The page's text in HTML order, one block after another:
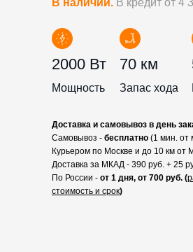
Мощность
2000 Вт
Запас хода
70 км
В наличии. В кредит от 4
Доставка и самовывоз в день
Самовывоз - бесплатно (1 мин. от
Курьером по Москве и до 10 км от
Доставка за МКАД - 390 руб. + 25
По России - от 1 дня, от 700 руб. (
стоимость и срок)